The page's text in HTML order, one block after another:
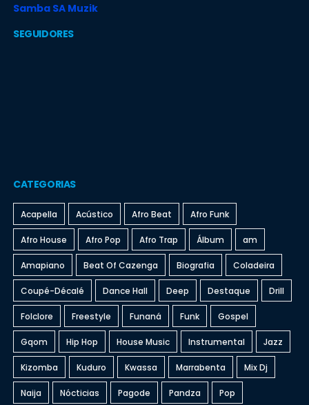
Samba SA Muzik
SEGUIDORES
CATEGORIAS
Acapella Acústico Afro Beat Afro Funk
Afro House Afro Pop Afro Trap Álbum am
Amapiano Beat Of Cazenga Biografia Coladeira
Coupé-Décalé Dance Hall Deep Destaque Drill
Folclore Freestyle Funaná Funk Gospel
Gqom Hip Hop House Music Instrumental Jazz
Kizomba Kuduro Kwassa Marrabenta Mix Dj
Naija Nócticias Pagode Pandza Pop